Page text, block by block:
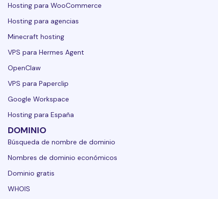
Hosting para WooCommerce
Hosting para agencias
Minecraft hosting
VPS para Hermes Agent
OpenClaw
VPS para Paperclip
Google Workspace
Hosting para España
DOMINIO
Búsqueda de nombre de dominio
Nombres de dominio económicos
Dominio gratis
WHOIS